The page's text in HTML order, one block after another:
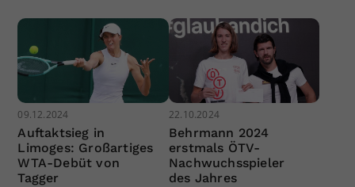
09.12.2024
Auftaktsieg in
Limoges: Großartiges
WTA-Debüt von
Tagger
22.10.2024
Behrmann 2024
erstmals ÖTV-
Nachwuchsspieler
des Jahres